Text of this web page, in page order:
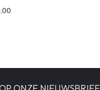
sys...